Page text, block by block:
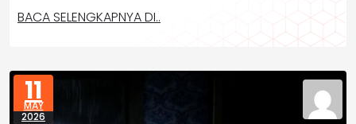
BACA SELENGKAPNYA DI..
11
MAY
2026